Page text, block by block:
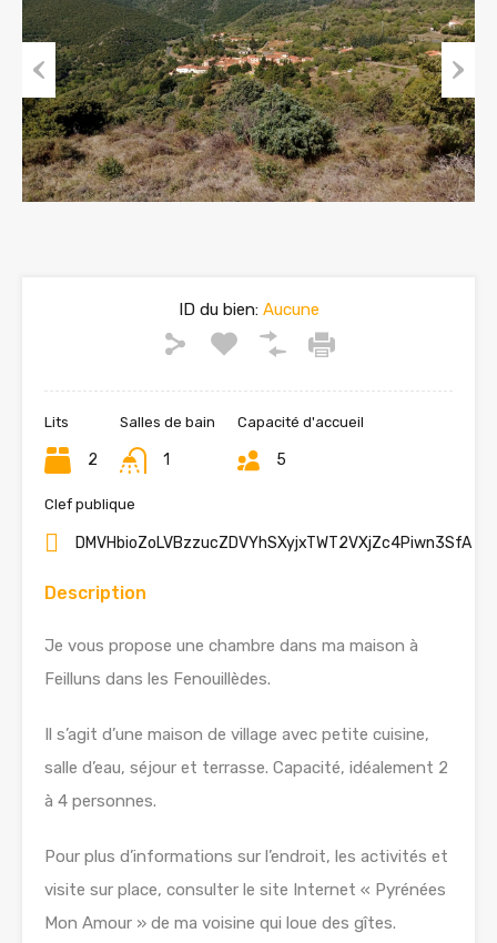
Previous Next
ID du bien:Aucune
Lits
2
Salles de bain
1
Capacité d'accueil
5
Clef publique
DMVHbioZoLVBzzucZDVYhSXyjxTWT2VXjZc4Piwn3SfA
Description
Je vous propose une chambre dans ma maison à
Feilluns dans les Fenouillèdes.
Il s’agit d’une maison de village avec petite cuisine,
salle d’eau, séjour et terrasse. Capacité, idéalement 2
à 4 personnes.
Pour plus d’informations sur l’endroit, les activités et
visite sur place, consulter le site Internet « Pyrénées
Mon Amour » de ma voisine qui loue des gîtes.